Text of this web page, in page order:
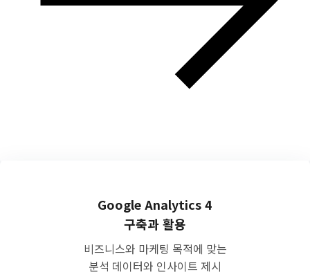
Google Analytics 4
구축과 활용
비즈니스와 마케팅 목적에 맞는
분석 데이터와 인사이트 제시